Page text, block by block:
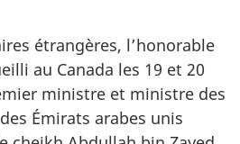
étrangères, l’honorable
au Canada les 19 et 20
ministre et ministre des
Émirats arabes unis